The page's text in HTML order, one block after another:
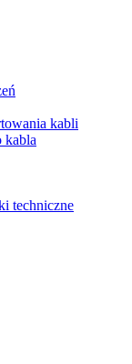
kabli
kabla
techniczne